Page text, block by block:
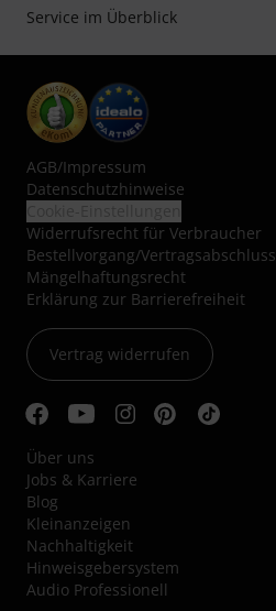
Service im Überblick
AGB/Impressum
Datenschutzhinweise
Widerrufsrecht für Verbraucher
Bestellvorgang/Vertragsabschluss
Mängelhaftungsrecht
Erklärung zur Barrierefreiheit
Vertrag widerrufen
Über uns
Jobs & Karriere
Blog
Kleinanzeigen
Nachhaltigkeit
Hinweisgebersystem
Audio Professionell